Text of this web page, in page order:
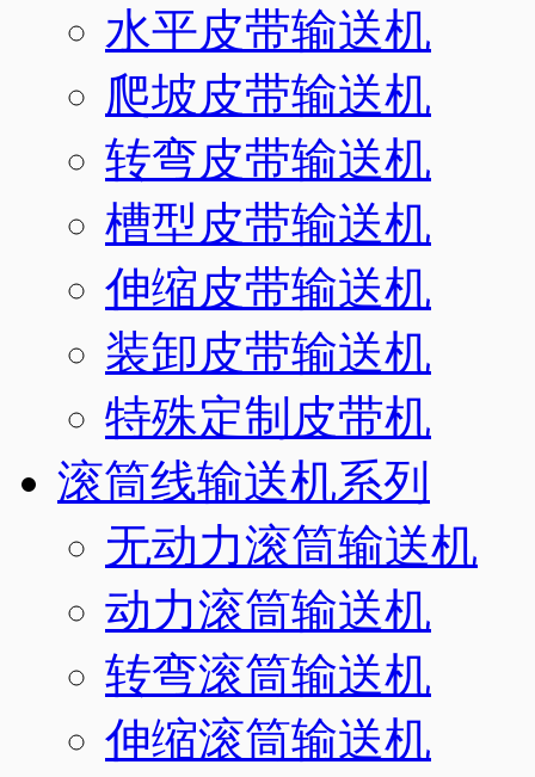
水平皮带输送机
爬坡皮带输送机
转弯皮带输送机
槽型皮带输送机
伸缩皮带输送机
装卸皮带输送机
特殊定制皮带机
滚筒线输送机系列
无动力滚筒输送机
动力滚筒输送机
转弯滚筒输送机
伸缩滚筒输送机